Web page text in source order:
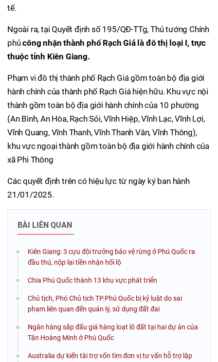
tế.
Ngoài ra, tại Quyết định số 195/QĐ-TTg, Thủ tướng Chính
phủcông nhận thành phố Rạch Giá là đô thị loại I, trực
thuộc tỉnh Kiên Giang.
Phạm vi đô thị thành phố Rạch Giá gồm toàn bộ địa giới
hành chính của thành phố Rạch Giá hiện hữu. Khu vực nội
thành gồm toàn bộ địa giới hành chính của 10 phường
(An Bình, An Hòa, Rạch Sỏi, Vĩnh Hiệp, Vĩnh Lạc, Vĩnh Lợi,
Vĩnh Quang, Vĩnh Thanh, Vĩnh Thanh Vân, Vĩnh Thông),
khu vực ngoại thành gồm toàn bộ địa giới hành chính của
xã Phi Thông
Các quyết định trên có hiệu lực từ ngày ký ban hành
21/01/2025.
BÀI LIÊN QUAN
Kiên Giang: 3 cựu đội trưởng bảo vệ rừng ở Phú Quốc ra
đầu thú, nộp lại tiền nhận hối lộ
Chia Phú Quốc thành 13 khu vực phát triển
Chủ tịch, Phó Chủ tịch TP.Phú Quốc bị kỷ luật do sai
phạm liên quan đến quản lý, sử dụng đất đai
Ngân hàng sắp đấu giá hàng loạt lô đất tại hai dự án của
Tân Hoàng Minh ở Phú Quốc
Australia dự kiến tài trợ vốn tìm đơn vị tư vấn hỗ trợ lập